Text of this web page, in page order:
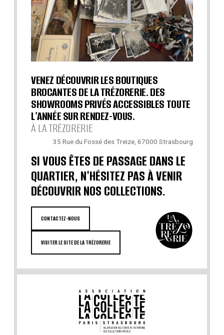
VENEZ DÉCOUVRIR LES BOUTIQUES
BROCANTES DE LA TRÉZORERIE. DES
SHOWROOMS PRIVÉS ACCESSIBLES TOUTE
L'ANNÉE SUR RENDEZ-VOUS.
À LA TRÉZORERIE
35 Rue du Fossé des Treize, 67000 Strasbourg
SI VOUS ÊTES DE PASSAGE DANS LE
QUARTIER, N'HÉSITEZ PAS À VENIR
DÉCOUVRIR NOS COLLECTIONS.
CONTACTEZ-NOUS
VISITER LE SITE DE LA TRÉZORERIE